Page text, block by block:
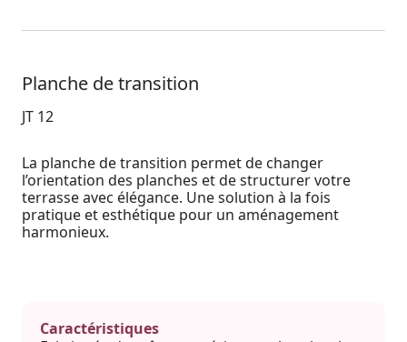
Planche de transition
JT 12
La planche de transition permet de changer
l’orientation des planches et de structurer votre
terrasse avec élégance. Une solution à la fois
pratique et esthétique pour un aménagement
harmonieux.
Caractéristiques